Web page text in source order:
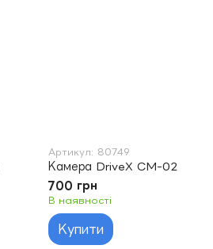
Артикул: 80749
Камера DriveX CM-02
700 грн
В наявності
Купити